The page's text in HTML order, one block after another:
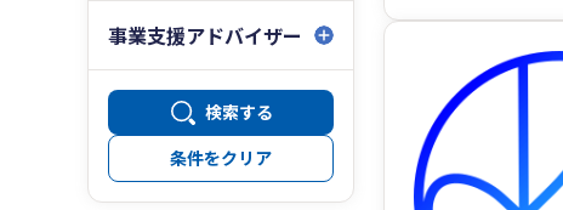
事業支援アドバイザー
検索する
条件をクリア